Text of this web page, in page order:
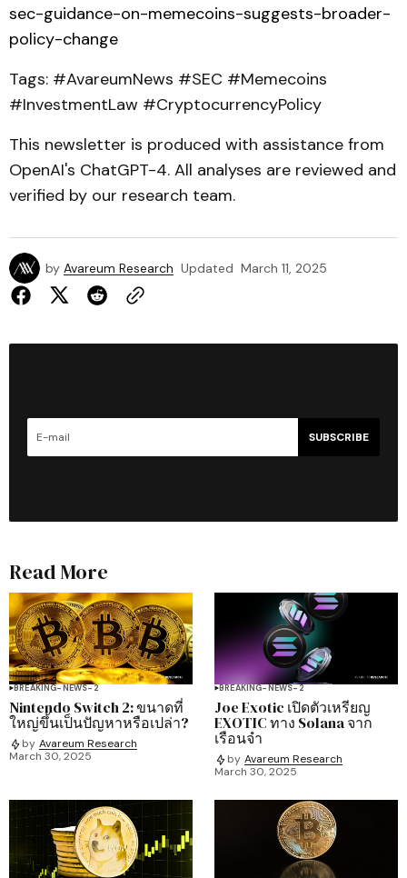
sec-guidance-on-memecoins-suggests-broader-
policy-change
Tags: #AvareumNews #SEC #Memecoins
#InvestmentLaw #CryptocurrencyPolicy
This newsletter is produced with assistance from
OpenAI's ChatGPT-4. All analyses are reviewed and
verified by our research team.
by Avareum Research Updated March 11, 2025
SUBSCRIBE
Read More
BREAKING-NEWS-2
Nintendo Switch 2: ขนาดที่
ใหญ่ขึ้นเป็นปัญหาหรือเปล่า?
by Avareum Research
March 30, 2025
BREAKING-NEWS-2
Joe Exotic เปิดตัวเหรียญ
EXOTIC ทาง Solana จาก
เรือนจำ
by Avareum Research
March 30, 2025